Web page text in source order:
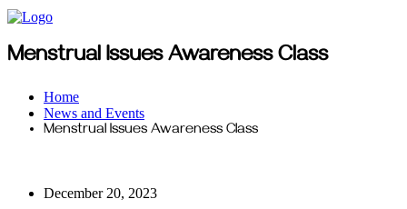
Menstrual Issues Awareness Class
Home
News and Events
Menstrual Issues Awareness Class
December 20, 2023